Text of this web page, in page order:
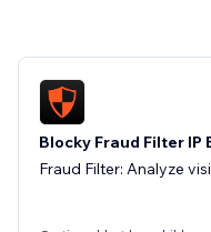
Blocky Fraud Filter IP
Fraud Filter: Analyze